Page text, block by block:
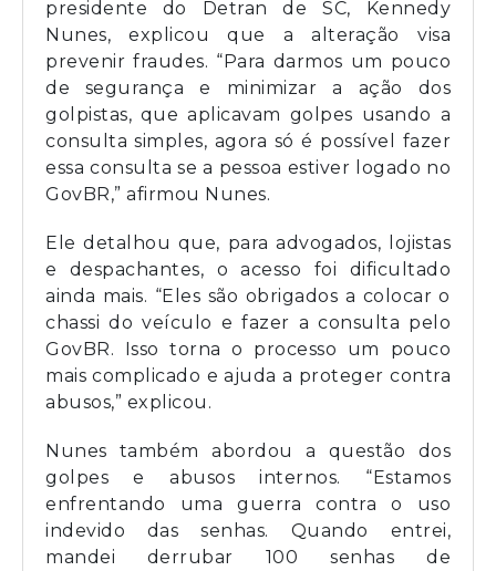
presidente do Detran de SC, Kennedy
Nunes, explicou que a alteração visa
prevenir fraudes. “Para darmos um pouco
de segurança e minimizar a ação dos
golpistas, que aplicavam golpes usando a
consulta simples, agora só é possível fazer
essa consulta se a pessoa estiver logado no
GovBR,” afirmou Nunes.
Ele detalhou que, para advogados, lojistas
e despachantes, o acesso foi dificultado
ainda mais. “Eles são obrigados a colocar o
chassi do veículo e fazer a consulta pelo
GovBR. Isso torna o processo um pouco
mais complicado e ajuda a proteger contra
abusos,” explicou.
Nunes também abordou a questão dos
golpes e abusos internos. “Estamos
enfrentando uma guerra contra o uso
indevido das senhas. Quando entrei,
mandei derrubar 100 senhas de